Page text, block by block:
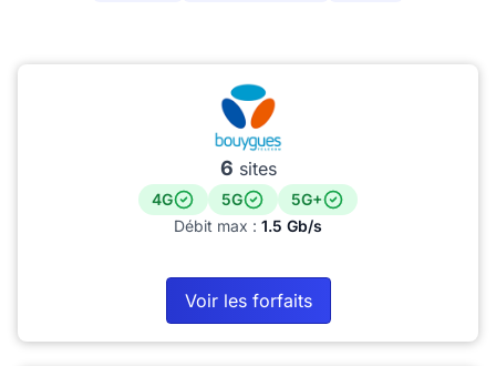
6 sites
4G 5G
5G+
Débit max : 1.5 Gb/s
Voir les forfaits